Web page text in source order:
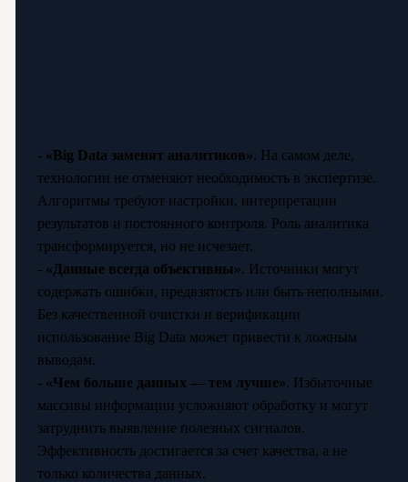
- «Big Data заменят аналитиков». На самом деле,
технологии не отменяют необходимость в экспертизе.
Алгоритмы требуют настройки, интерпретации
результатов и постоянного контроля. Роль аналитика
трансформируется, но не исчезает.
- «Данные всегда объективны». Источники могут
содержать ошибки, предвзятость или быть неполными.
Без качественной очистки и верификации
использование Big Data может привести к ложным
выводам.
- «Чем больше данных — тем лучше». Избыточные
массивы информации усложняют обработку и могут
затруднить выявление полезных сигналов.
Эффективность достигается за счет качества, а не
только количества данных.